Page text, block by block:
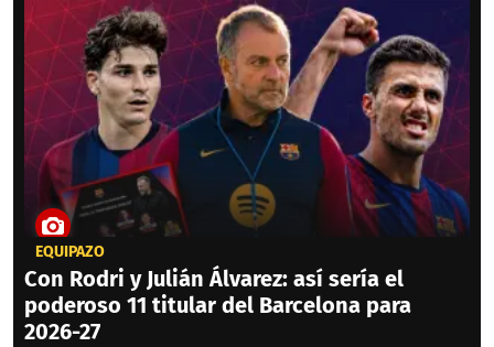
EQUIPAZO
Con Rodri y Julián Álvarez: así sería el
poderoso 11 titular del Barcelona para
2026-27